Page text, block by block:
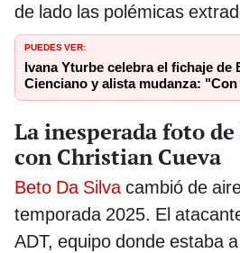
de lado las polémicas
PUEDES VER:
Ivana Yturbe celebra el fichaje de
Cienciano y alista mudanza:
La inesperada foto
con Christian Cueva
Beto Da Silvacambió de
temporada 2025. El
ADT, equipo donde estaba